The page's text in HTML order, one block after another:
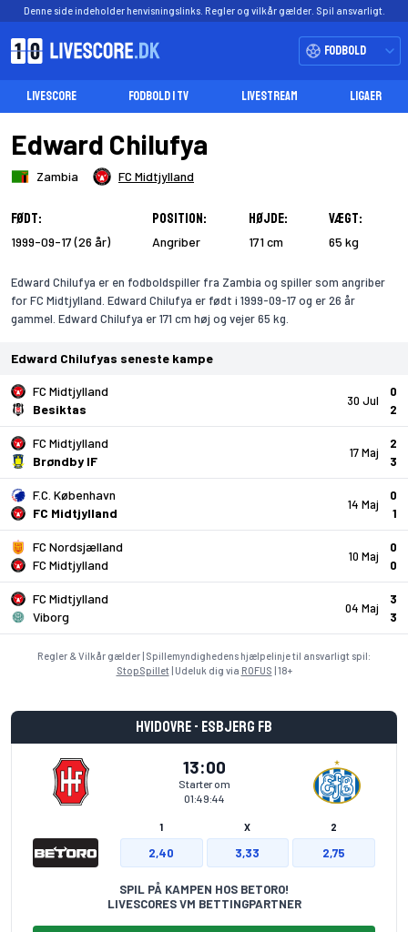
Denne side indeholder henvisningslinks. Regler og vilkår gælder. Spil ansvarligt.
Fodbold
LIVESCORE FODBOLD I TV LIVESTREAM LIGAER
Edward Chilufya
Zambia FC Midtjylland
Født:
1999-09-17 (26 år)
Position:
Angriber
Højde:
171 cm
Vægt:
65 kg
Edward Chilufya er en fodboldspiller fra Zambia og spiller som angriber
for FC Midtjylland. Edward Chilufya er født i 1999-09-17 og er 26 år
gammel. Edward Chilufya er 171 cm høj og vejer 65 kg.
Edward Chilufyas seneste kampe
30 Jul
FC Midtjylland
Besiktas
0
2
17 Maj
FC Midtjylland
Brøndby IF
2
3
14 Maj
F.C. København
FC Midtjylland
0
1
10 Maj
FC Nordsjælland
FC Midtjylland
0
0
04 Maj
FC Midtjylland
Viborg
3
3
Regler & Vilkår gælder | Spillemyndighedens hjælpelinje til ansvarligt spil:
StopSpillet| Udeluk dig via ROFUS | 18+
Hvidovre - Esbjerg fB
13:00
Starter om
01:49:43
1 X 2
2,40 3,33 2,75
SPIL PÅ KAMPEN HOS BETORO!
LIVESCORES VM BETTINGPARTNER